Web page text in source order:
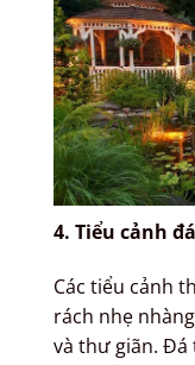
4. Tiểu cảnh
Các tiểu cảnh
rách nhẹ
và thư giãn. Đá